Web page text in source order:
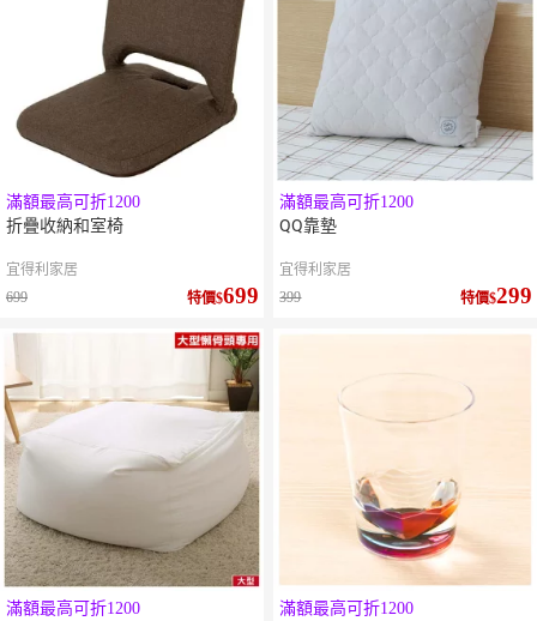
滿額最高可折1200
折疊收納和室椅
宜得利家居
699
特價 699
滿額最高可折1200
QQ靠墊
宜得利家居
399
特價 299
滿額最高可折1200 滿額最高可折1200